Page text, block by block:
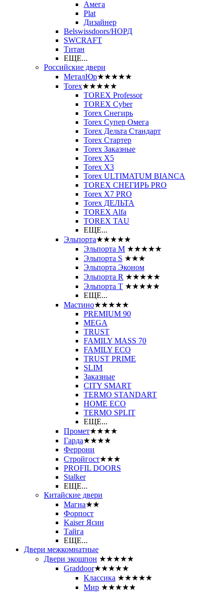
Амега
Plat
Дизайнер
Belswissdoors/НОРД
SWCRAFT
Титан
ЕЩЕ...
Российские двери
МеталЮр★★★★★
Torex★★★★★
TOREX Professor
TOREX Cyber
Torex Снегирь
Torex Супер Омега
Torex Дельта Стандарт
Torex Стартер
Torex Заказные
Torex Х5
Torex Х3
Torex ULTIMATUM BIANCA
TOREX СНЕГИРЬ PRO
Torex X7 PRO
Torex ДЕЛЬТА
TOREX Alfa
TOREX TAU
ЕЩЕ...
Эльпорта★★★★★
Эльпорта M ★★★★★
Эльпорта S ★★★
Эльпорта Эконом
Эльпорта R ★★★★★
Эльпорта Т ★★★★★
ЕЩЕ...
Мастино★★★★★
PREMIUM 90
MEGA
TRUST
FAMILY MASS 70
FAMILY ECO
TRUST PRIME
SLIM
Заказные
CITY SMART
TERMO STANDART
HOME ECO
ТЕRМО SPLIT
ЕЩЕ...
Промет★★★★
Гарда★★★★
Феррони
Стройгост★★★
PROFIL DOORS
Stalker
ЕЩЕ...
Китайские двери
Магна★★
Форпост
Kaiser Ясин
Тайга
ЕЩЕ...
Двери межкомнатные
Двери экошпон ★★★★★
Graddoor★★★★★
Классика ★★★★★
Мир ★★★★★